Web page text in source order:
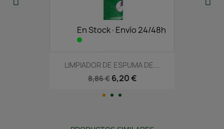
En Stock·Envío 24/48h
LIMPIADOR DE ESPUMA DE...
8,86 € 6,20 €